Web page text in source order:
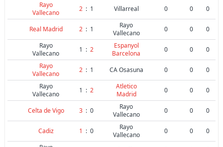
Rayo
Vallecano
2 : 1 Villarreal 0 0 0
Real Madrid 2 : 1
Rayo
Vallecano
0 0
0
Rayo
Vallecano
1 : 2
Espanyol
Barcelona
0 0
0
Rayo
Vallecano
2 : 1 CA Osasuna 0 0
0
Rayo
Vallecano
1 : 2
Atletico
Madrid
0 0 0
Celta de Vigo 3 : 0
Rayo
Vallecano
0 0 0
Cadiz 1 : 0
Rayo
Vallecano
0 0
0